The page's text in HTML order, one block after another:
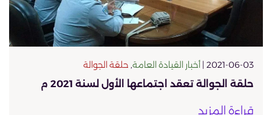
2021-06-03 | أخبار القيادة العامة, حلقة الجوالة
حلقة الجوالة تعقد اجتماعها الأول لسنة 2021 م
قراءة المزيد